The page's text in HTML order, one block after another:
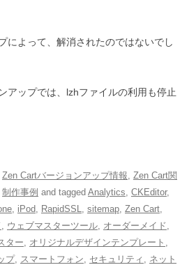
によって、解消されたのではないでし
アップでは、lzhファイルの利用も停止
Zen Cartバージョンアップ情報, Zen Cart関
制作事例 and tagged Analytics, CKEditor,
, iPod, RapidSSL, sitemap, Zen Cart,
, ウェブマスターツール, オーダーメイド ,
ター, オリジナルデザインテンプレート ,
プ, スマートフォン, セキュリティ , ネット